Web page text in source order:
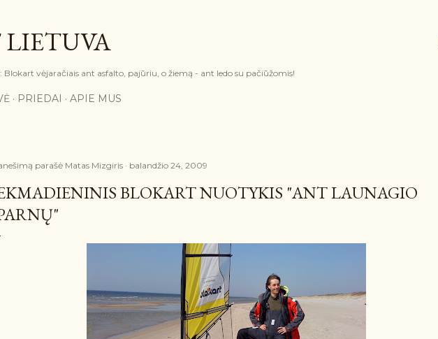
vėjaračiais ant asfalto, pajūriu, o žiemą - ant ledo su pačiūžomis!
PRIEDAI APIE MUS
parašė Matas Mizgiris balandžio 24, 2009
BLOKART NUOTYKIS "ANT LAUNAGIO